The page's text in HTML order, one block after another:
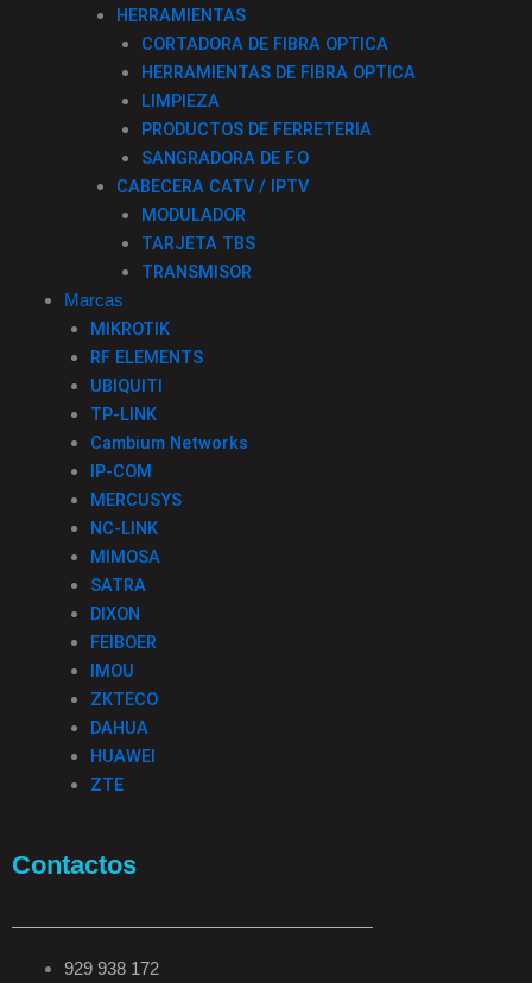
HERRAMIENTAS
CORTADORA DE FIBRA OPTICA
HERRAMIENTAS DE FIBRA OPTICA
LIMPIEZA
PRODUCTOS DE FERRETERIA
SANGRADORA DE F.O
CABECERA CATV / IPTV
MODULADOR
TARJETA TBS
TRANSMISOR
Marcas
MIKROTIK
RF ELEMENTS
UBIQUITI
TP-LINK
Cambium Networks
IP-COM
MERCUSYS
NC-LINK
MIMOSA
SATRA
DIXON
FEIBOER
IMOU
ZKTECO
DAHUA
HUAWEI
ZTE
Contactos
929 938 172